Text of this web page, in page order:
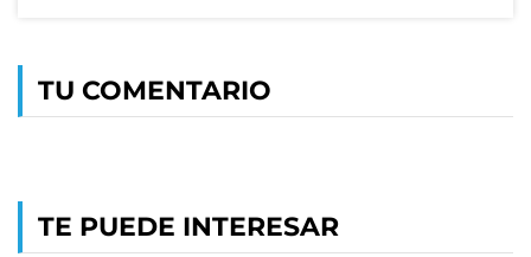
TU COMENTARIO
TE PUEDE INTERESAR